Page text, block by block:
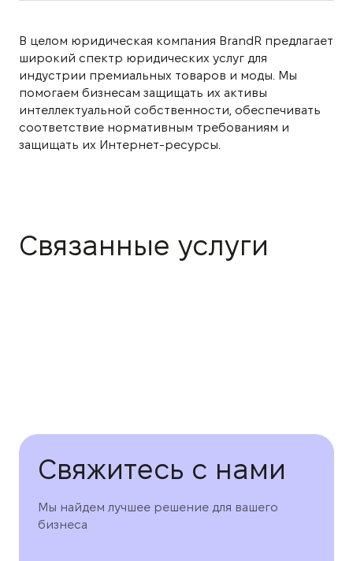
В целом юридическая компания BrandR предлагает
широкий спектр юридических услуг для
индустрии премиальных товаров и моды. Мы
помогаем бизнесам защищать их активы
интеллектуальной собственности, обеспечивать
соответствие нормативным требованиям и
защищать их Интернет-ресурсы.
Связанные услуги
Свяжитесь с нами
Мы найдем лучшее решение для вашего
бизнеса